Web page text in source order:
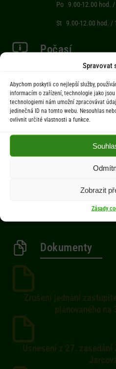
Spravovat
Abychom poskytli co nejlepší služby,
informacím o zařízení, technologie jako
technologiemi nám umožní zpracovávat
jedinečná ID na tomto webu. Nesouhlas
ovlivnit určité vlastnosti a funkce.
Zobrazit
Zásady
Po 9.00-12.00 hod. /
St 9.00-12.00 hod. /
Počasí
obce Jarcová.
Menu
Úřad
Úřední
Obec
Kontakty
Dokumenty